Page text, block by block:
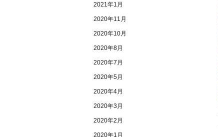
2021年1月
2020年11月
2020年10月
2020年8月
2020年7月
2020年5月
2020年4月
2020年3月
2020年2月
2020年1月